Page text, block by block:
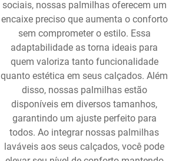
sociais, nossas palmilhas oferecem um
encaixe preciso que aumenta o conforto
sem comprometer o estilo. Essa
adaptabilidade as torna ideais para
quem valoriza tanto funcionalidade
quanto estética em seus calçados. Além
disso, nossas palmilhas estão
disponíveis em diversos tamanhos,
garantindo um ajuste perfeito para
todos. Ao integrar nossas palmilhas
laváveis aos seus calçados, você pode